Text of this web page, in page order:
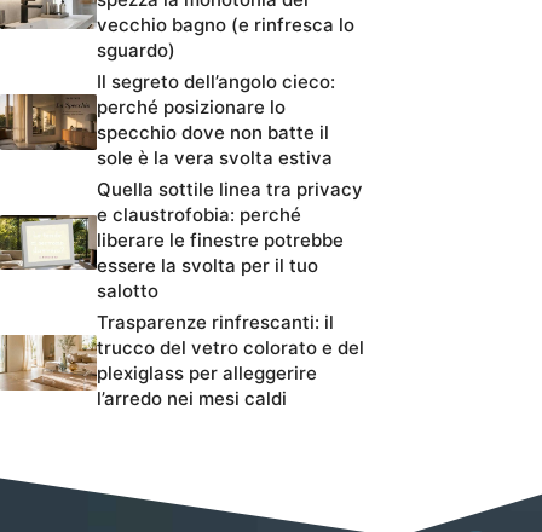
vecchio bagno (e rinfresca lo
sguardo)
Il segreto dell’angolo cieco:
perché posizionare lo
specchio dove non batte il
sole è la vera svolta estiva
Quella sottile linea tra privacy
e claustrofobia: perché
liberare le finestre potrebbe
essere la svolta per il tuo
salotto
Trasparenze rinfrescanti: il
trucco del vetro colorato e del
plexiglass per alleggerire
l’arredo nei mesi caldi